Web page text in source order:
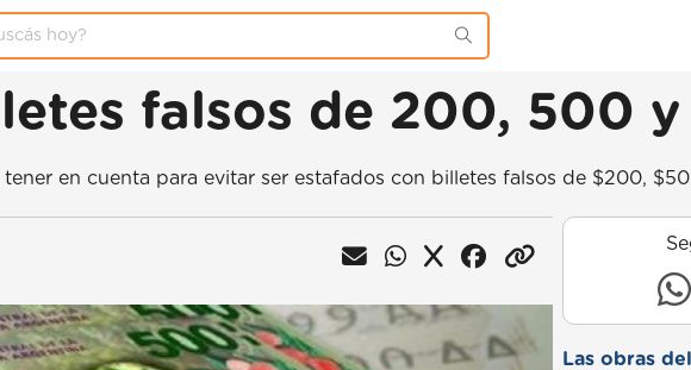
falsos de 200, 500 y
en cuenta para evitar ser estafados con billetes falsos de $200,
Las obras